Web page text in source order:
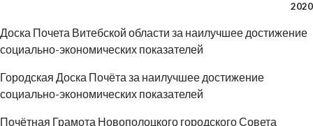
2020
Доска Почета Витебской области за наилучшее достижение
социально-экономических показателей
Городская Доска Почёта за наилучшее достижение
социально-экономических показателей
Почётная Грамота Новополоцкого городского Совета